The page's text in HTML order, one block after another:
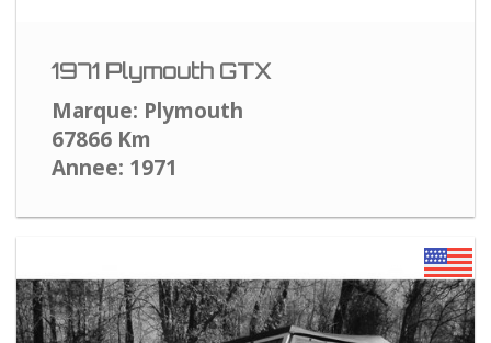
1971 Plymouth GTX
Marque: Plymouth
67866 Km
Annee: 1971